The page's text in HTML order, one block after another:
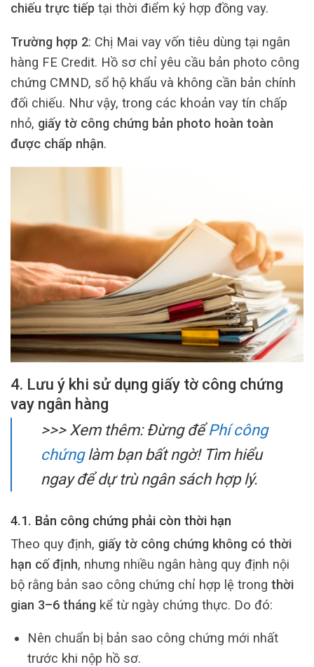
chiếu trực tiếp tại thời điểm ký hợp đồng vay.
Trường hợp 2: Chị Mai vay vốn tiêu dùng tại ngân
hàng FE Credit. Hồ sơ chỉ yêu cầu bản photo công
chứng CMND, sổ hộ khẩu và không cần bản chính
đối chiếu. Như vậy, trong các khoản vay tín chấp
nhỏ, giấy tờ công chứng bản photo hoàn toàn
được chấp nhận.
4. Lưu ý khi sử dụng giấy tờ công chứng
vay ngân hàng
>>> Xem thêm: Đừng đểPhí công
chứnglàm bạn bất ngờ! Tìm hiểu
ngay để dự trù ngân sách hợp lý.
4.1. Bản công chứng phải còn thời hạn
Theo quy định, giấy tờ công chứng không có thời
hạn cố định, nhưng nhiều ngân hàng quy định nội
bộ rằng bản sao công chứng chỉ hợp lệ trong thời
gian 3–6 tháng kể từ ngày chứng thực. Do đó:
Nên chuẩn bị bản sao công chứng mới nhất
trước khi nộp hồ sơ.